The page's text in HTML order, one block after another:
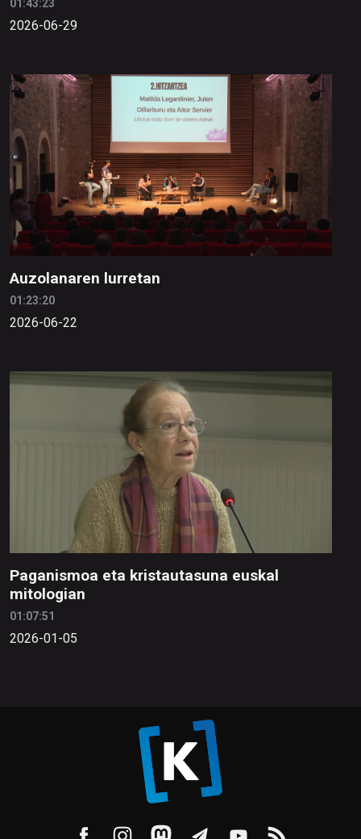
01:43:23
2026-06-29
Auzolanaren lurretan
01:23:20
2026-06-22
Paganismoa eta kristautasuna euskal
mitologian
01:07:51
2026-01-05